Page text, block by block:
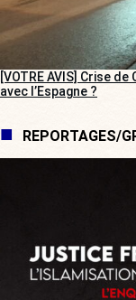
[VOTRE AVIS] Crise
avec l’Espagne ?
REPORTAGES/